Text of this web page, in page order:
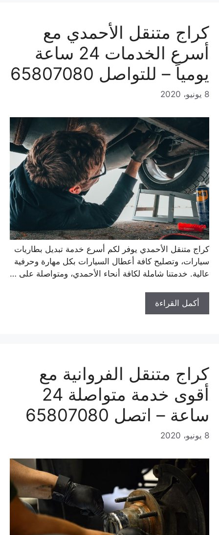
كراج متنقل الأحمدي مع
أسرع الخدمات 24 ساعة
يومياً – للتواصل 65807080
8 يونيو، 2020
كراج متنقل الأحمدي يوفر لكم أسرع خدمة تبديل بطاريات
سيارات، وتصليح كافة أعطال السيارات بكل مهارة وحرفية
عالية. خدمتنا شاملة لكافة أنحاء الأحمدي، ومتواصلة على …
أكمل القراءة
كراج متنقل الفروانية مع
أقوى خدمة متواصلة 24
ساعة – اتصل 65807080
8 يونيو، 2020